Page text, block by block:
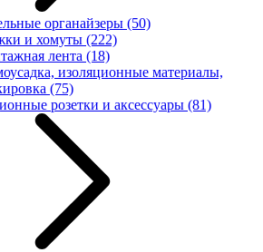
органайзеры (50)
и хомуты (222)
лента (18)
изоляционные материалы,
(75)
розетки и аксессуары (81)